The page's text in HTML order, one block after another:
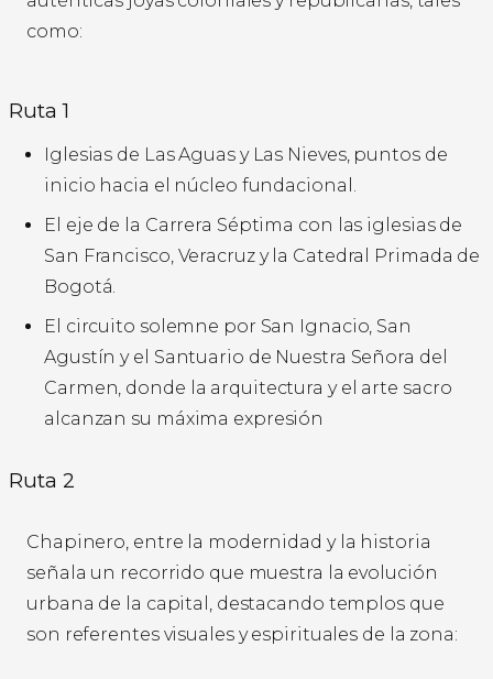
como:
Ruta 1
Iglesias de Las Aguas y Las Nieves, puntos de
inicio hacia el núcleo fundacional.
El eje de la Carrera Séptima con las iglesias de
San Francisco, Veracruz y la Catedral Primada de
Bogotá.
El circuito solemne por San Ignacio, San
Agustín y el Santuario de Nuestra Señora del
Carmen, donde la arquitectura y el arte sacro
alcanzan su máxima expresión
Ruta 2
Chapinero, entre la modernidad y la historia
señala un recorrido que muestra la evolución
urbana de la capital, destacando templos que
son referentes visuales y espirituales de la zona: